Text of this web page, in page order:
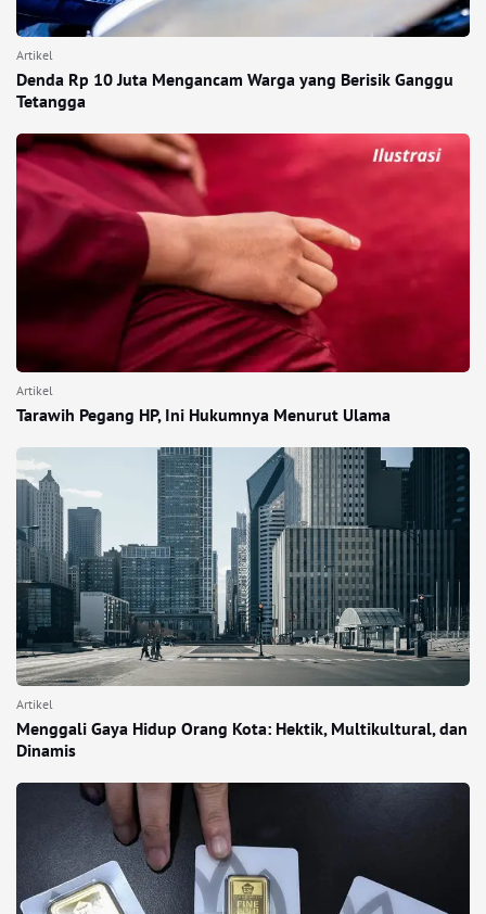
Artikel
Denda Rp 10 Juta Mengancam Warga yang Berisik Ganggu
Tetangga
Artikel
Tarawih Pegang HP, Ini Hukumnya Menurut Ulama
Artikel
Menggali Gaya Hidup Orang Kota: Hektik, Multikultural, dan
Dinamis